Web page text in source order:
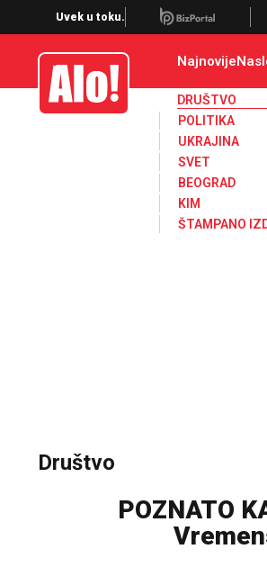
Društvo, društvene teme
Uvek u toku.
Alo Najnovije
DRUŠTVO
POLITIKA
UKRAJINA
SVET
BEOGRAD
KIM
ŠTAMPANO
Društvo
POZNATO